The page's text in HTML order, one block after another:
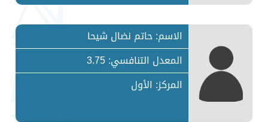
الاسم: حاتم نضال شيحا
المعدل التنافسي: 3.75
المركز: الأول